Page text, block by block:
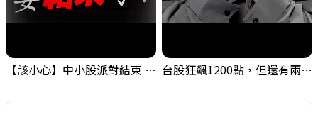
【該小心】中小股派對結束 ? 關鍵訊號都指向... 台股狂飆1200點，但還有兩關沒過｜Mr.Jimmy高志銘 #台股 #期貨 #加權指數